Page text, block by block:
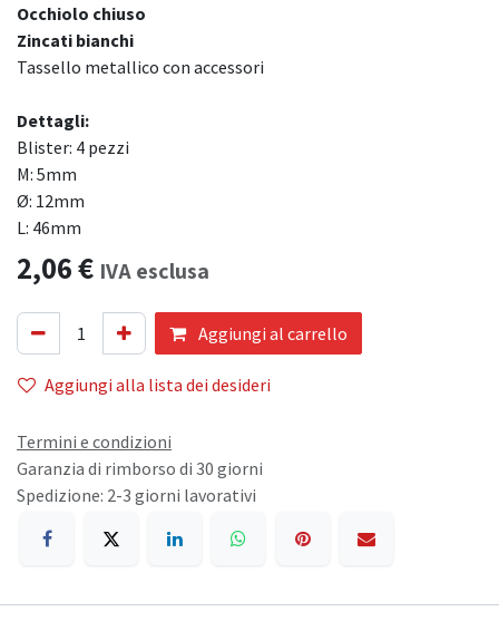
Occhiolo chiuso
Zincati bianchi
Tassello metallico con accessori
Dettagli:
​Blister: 4 pezzi
M: 5mm
Ø: 12mm
L: 46mm
2,06€ IVA esclusa
Aggiungi al carrello
Aggiungi alla lista dei desideri
Termini e condizioni
Garanzia di rimborso di 30 giorni
Spedizione: 2-3 giorni lavorativi